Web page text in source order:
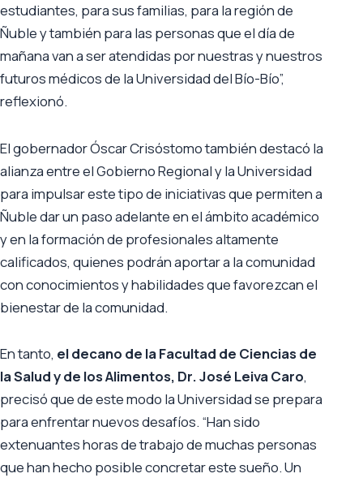
estudiantes, para sus familias, para la región de
Ñuble y también para las personas que el día de
mañana van a ser atendidas por nuestras y nuestros
futuros médicos de la Universidad del Bío-Bío”,
reflexionó.
El gobernador Óscar Crisóstomo también destacó la
alianza entre el Gobierno Regional y la Universidad
para impulsar este tipo de iniciativas que permiten a
Ñuble dar un paso adelante en el ámbito académico
y en la formación de profesionales altamente
calificados, quienes podrán aportar a la comunidad
con conocimientos y habilidades que favorezcan el
bienestar de la comunidad.
En tanto, el decano de la Facultad de Ciencias de
la Salud y de los Alimentos, Dr. José Leiva Caro,
precisó que de este modo la Universidad se prepara
para enfrentar nuevos desafíos. “Han sido
extenuantes horas de trabajo de muchas personas
que han hecho posible concretar este sueño. Un